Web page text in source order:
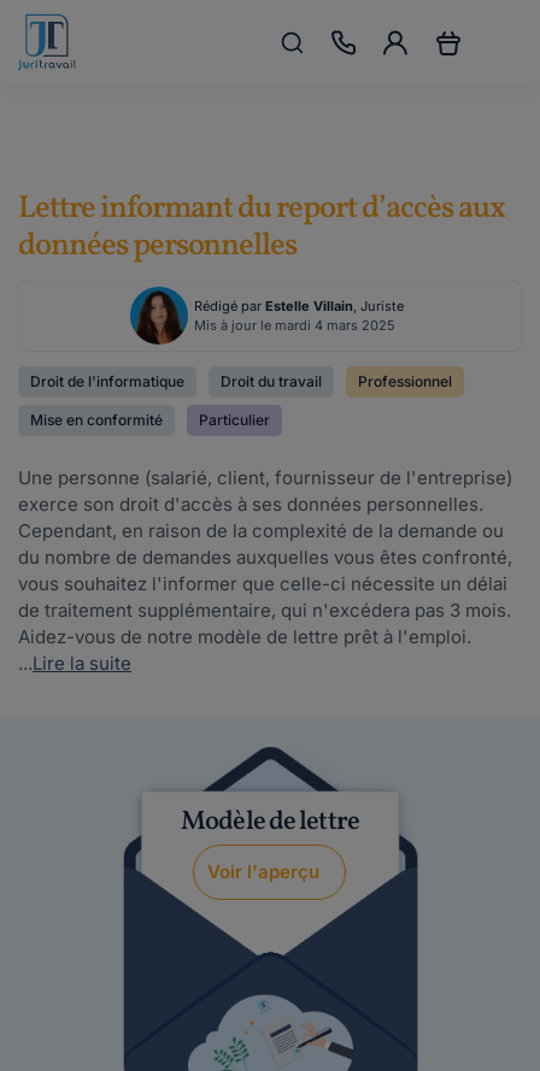
Modèle de lettre
Voir l'aperçu
Lettre informant du report d’accès aux
données personnelles
Rédigé par Estelle Villain, Juriste
Mis à jour le mardi 4 mars 2025
Droit de l'informatique Droit du travail Professionnel
Mise en conformité Particulier
Une personne (salarié, client, fournisseur de l'entreprise)
exerce son droit d'accès à ses données personnelles.
Cependant, en raison de la complexité de la demande ou
du nombre de demandes auxquelles vous êtes confronté,
vous souhaitez l'informer que celle-ci nécessite un délai
de traitement supplémentaire, qui n'excédera pas 3 mois.
Aidez-vous de notre modèle de lettre prêt à l'emploi.
...Lire la suite